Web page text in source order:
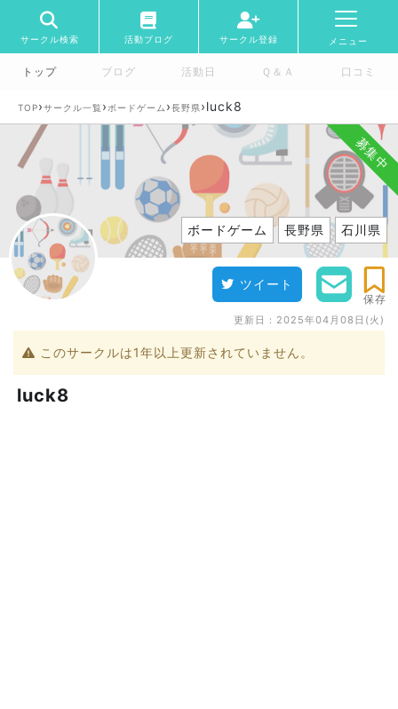
サークル検索 活動ブログ サークル登録 メニュー
トップ ブログ 活動日 Ｑ＆Ａ 口コミ
TOP›サークル一覧 › ボードゲーム ›長野県›luck8
募集中
ボードゲーム 長野県 石川県
ツイート
保存
更新日： 2025年04月08日(火)
このサークルは1年以上更新されていません。
luck8